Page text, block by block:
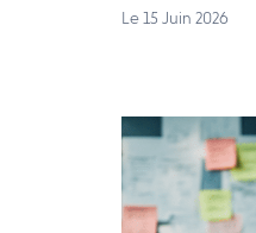
Le 15 Juin 2026